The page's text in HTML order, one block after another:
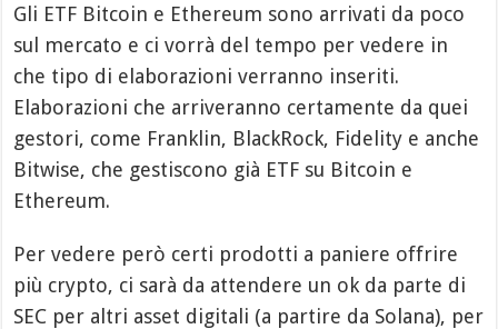
Gli ETF Bitcoin e Ethereum sono arrivati da poco
sul mercato e ci vorrà del tempo per vedere in
che tipo di elaborazioni verranno inseriti.
Elaborazioni che arriveranno certamente da quei
gestori, come Franklin, BlackRock, Fidelity e anche
Bitwise, che gestiscono già ETF su Bitcoin e
Ethereum.
Per vedere però certi prodotti a paniere offrire
più crypto, ci sarà da attendere un ok da parte di
SEC per altri asset digitali (a partire da Solana), per